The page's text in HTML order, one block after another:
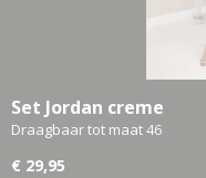
Set Jordan creme
Draagbaar tot maat 46
€ 29,95